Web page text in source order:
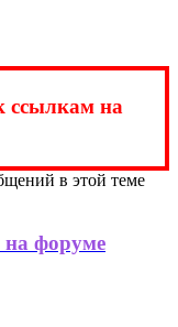
ссылкам на
в этой теме
на форуме